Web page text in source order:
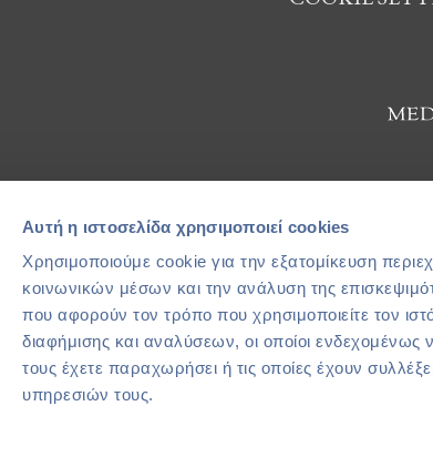
Αυτή η ιστοσελίδα χρησιμοποιεί cookies
Χρησιμοποιούμε cookie για την εξατομίκευση
κοινωνικών μέσων και την ανάλυση της
που αφορούν τον τρόπο που χρησιμοποιείτε τον
διαφήμισης και αναλύσεων, οι οποίοι
τους έχετε παραχωρήσει ή τις οποίες έχουν
υπηρεσιών τους.
ΜΕΘΙΛ ΑΝΩΝΥΜΗ ΞΕΝΟΔΟΧΕΙΑΚΗ - ΕΜΠΟΡΙΚΗ
L.
WhatsApp